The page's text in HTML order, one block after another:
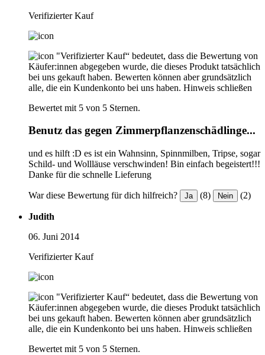
Verifizierter Kauf
"Verifizierter Kauf“ bedeutet, dass die Bewertung von
Käufer:innen abgegeben wurde, die dieses Produkt tatsächlich
bei uns gekauft haben. Bewerten können aber grundsätzlich
alle, die ein Kundenkonto bei uns haben. Hinweis schließen
Bewertet mit 5 von 5 Sternen.
Benutz das gegen Zimmerpflanzenschädlinge...
und es hilft :D es ist ein Wahnsinn, Spinnmilben, Tripse, sogar
Schild- und Wollläuse verschwinden! Bin einfach begeistert!!!
Danke für die schnelle Lieferung
War diese Bewertung für dich hilfreich? Ja (8) Nein (2)
Judith
06. Juni 2014
Verifizierter Kauf
"Verifizierter Kauf“ bedeutet, dass die Bewertung von
Käufer:innen abgegeben wurde, die dieses Produkt tatsächlich
bei uns gekauft haben. Bewerten können aber grundsätzlich
alle, die ein Kundenkonto bei uns haben. Hinweis schließen
Bewertet mit 5 von 5 Sternen.